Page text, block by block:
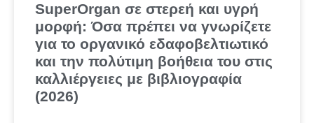
SuperOrgan σε στερεή και υγρή
μορφή: Όσα πρέπει να γνωρίζετε
για το οργανικό εδαφοβελτιωτικό
και την πολύτιμη βοήθεια του στις
καλλιέργειες με βιβλιογραφία
(2026)